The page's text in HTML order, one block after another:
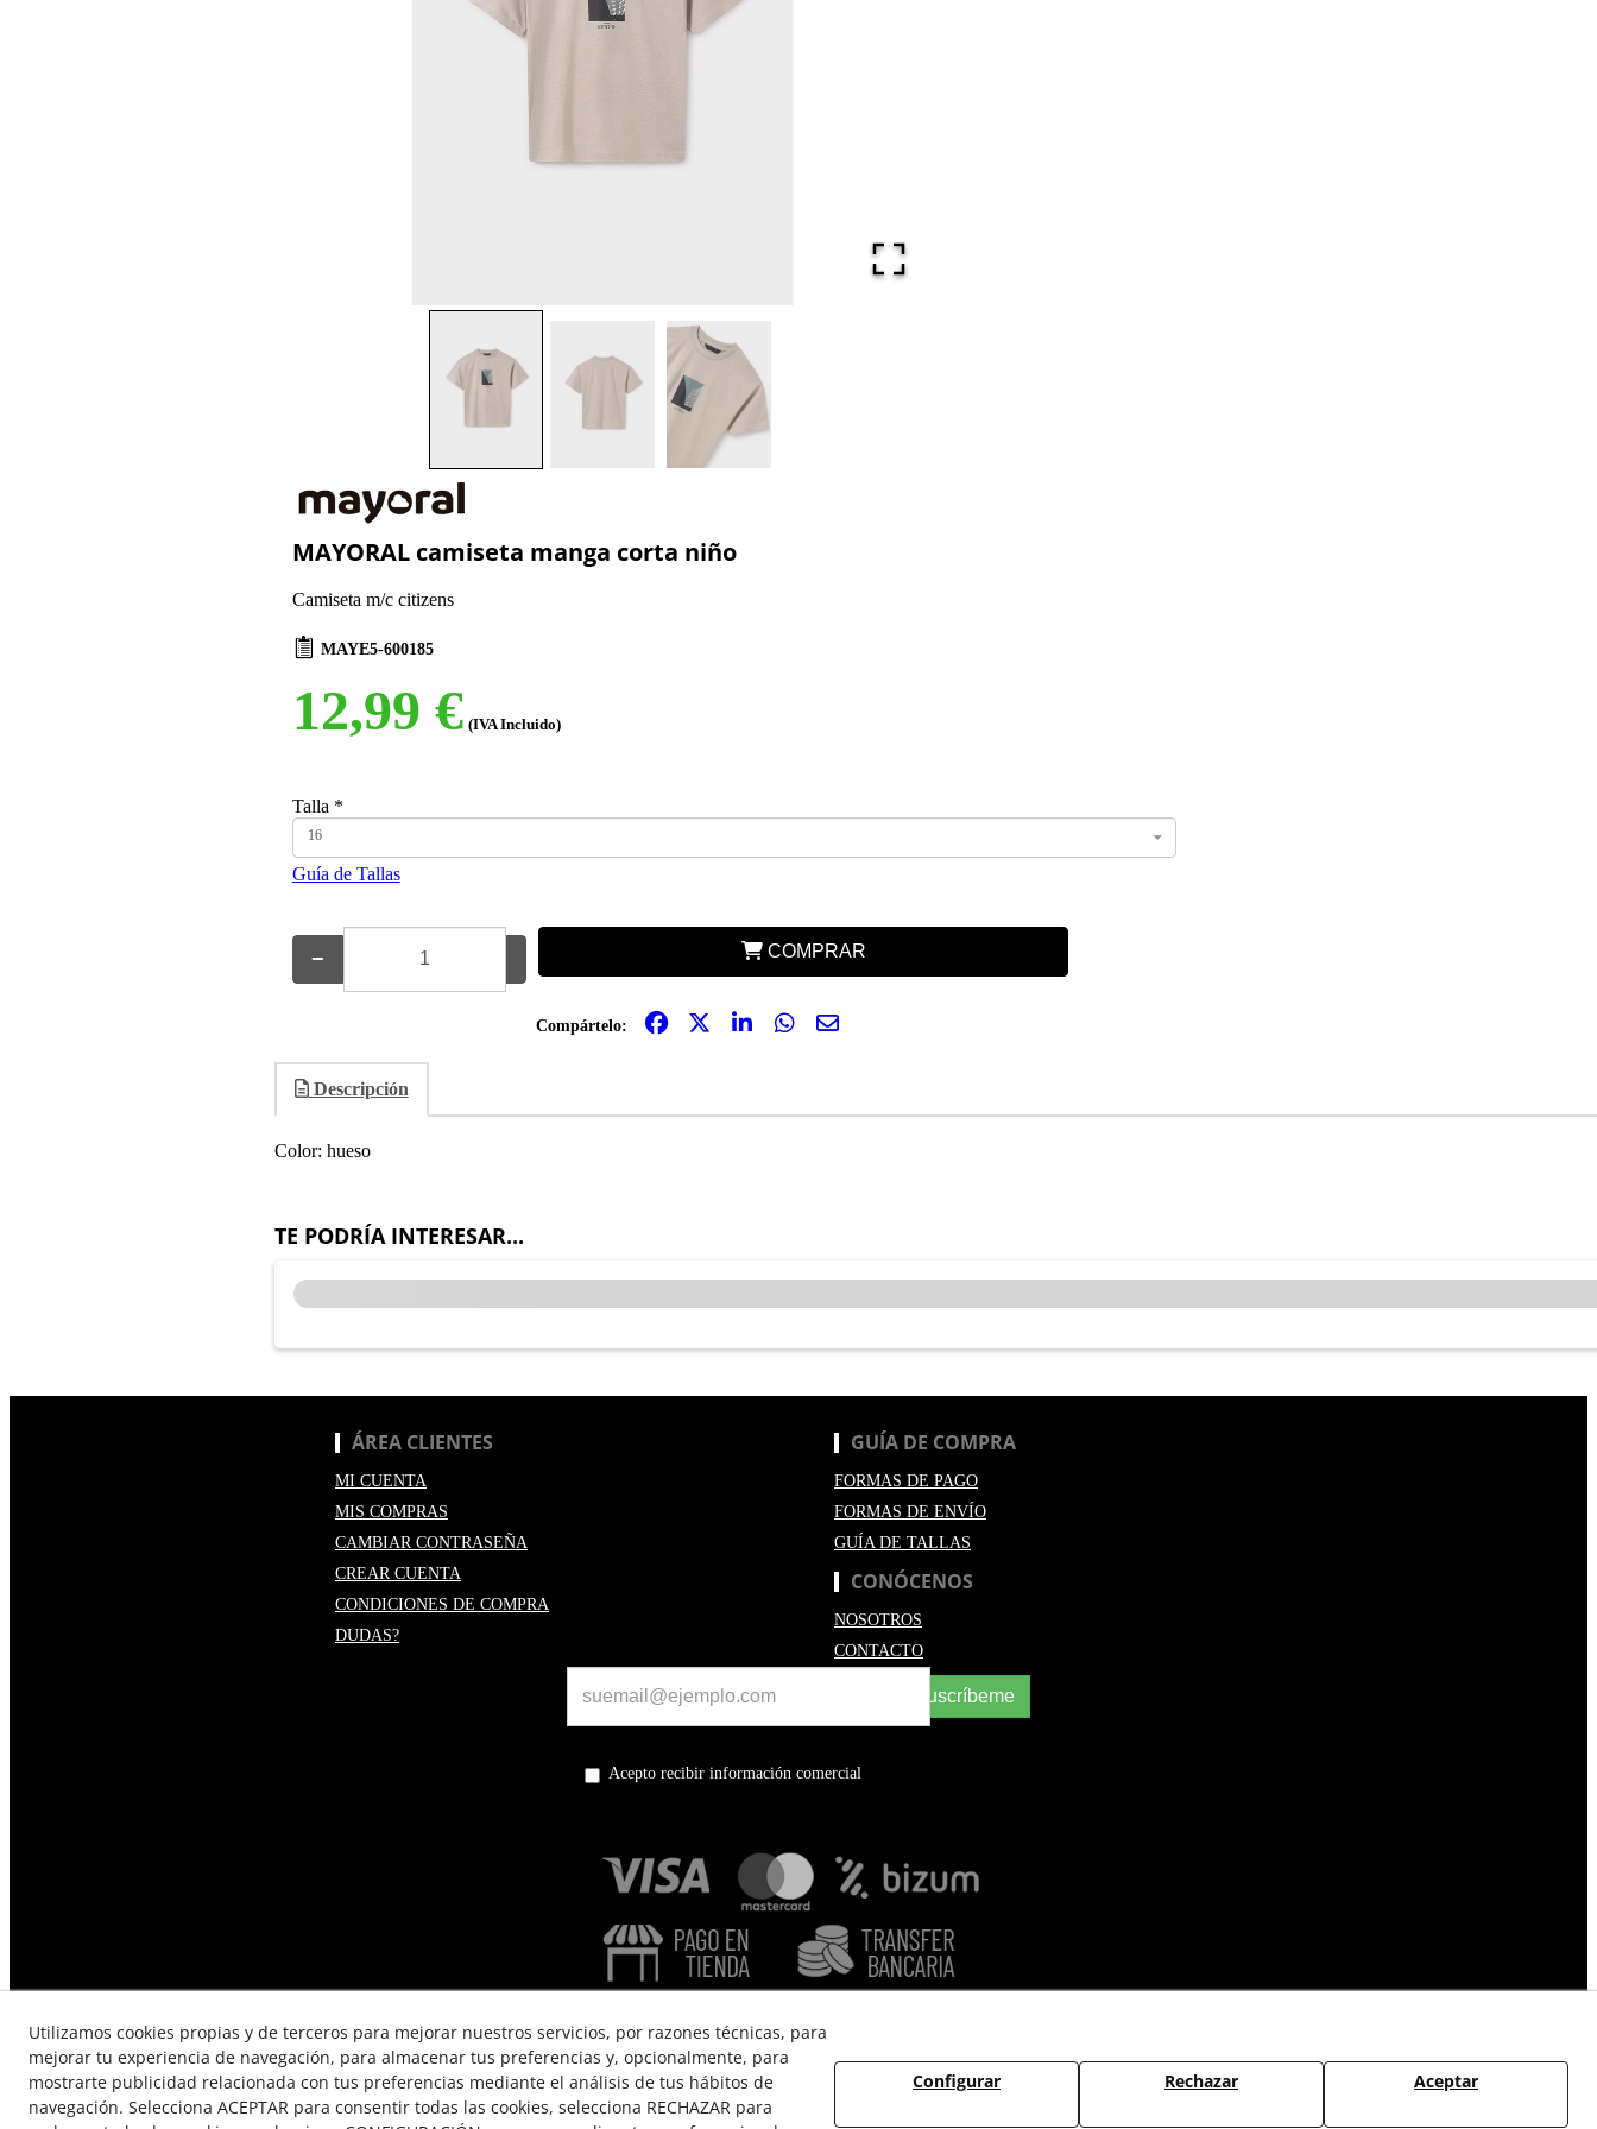
MAYORAL camiseta manga corta niño
Camiseta m/c citizens
MAYE5-600185
12,99 € (IVA Incluido)
Talla *
16
Guía de Tallas
− COMPRAR
Compártelo:
Descripción
Color: hueso
TE PODRÍA INTERESAR...
ÁREA CLIENTES
MI CUENTA
MIS COMPRAS
CAMBIAR CONTRASEÑA
CREAR CUENTA
CONDICIONES DE COMPRA
DUDAS?
GUÍA DE COMPRA
FORMAS DE PAGO
FORMAS DE ENVÍO
GUÍA DE TALLAS
CONÓCENOS
NOSOTROS
CONTACTO
Suscríbeme
Acepto recibir información comercial
TÉRMINOS Y CONDICIONES DE USO POLÍTICA DE PRIVACIDAD POLÍTICA DE COOKIES CAMBIOS Y DEVOLUCIONES
Utilizamos cookies propias y de terceros para mejorar nuestros servicios, por razones técnicas, para
mejorar tu experiencia de navegación, para almacenar tus preferencias y, opcionalmente, para
mostrarte publicidad relacionada con tus preferencias mediante el análisis de tus hábitos de
navegación. Selecciona ACEPTAR para consentir todas las cookies, selecciona RECHAZAR para
Configurar Rechazar Aceptar